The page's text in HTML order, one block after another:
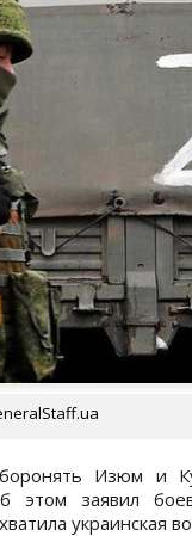
Изюм и
этом заявил
украинская